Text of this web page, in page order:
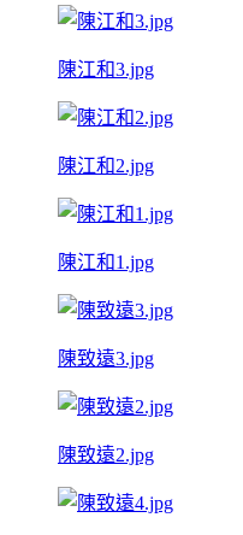
陳江和3.jpg
陳江和2.jpg
陳江和1.jpg
陳致遠3.jpg
陳致遠2.jpg